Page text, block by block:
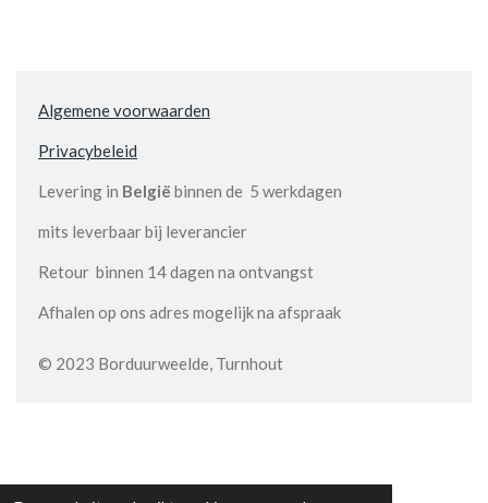
Algemene voorwaarden
Privacybeleid
Levering in België binnen de 5 werkdagen
mits leverbaar bij leverancier
Retour binnen 14 dagen na ontvangst
Afhalen op ons adres mogelijk na afspraak
© 2023 Borduurweelde, Turnhout